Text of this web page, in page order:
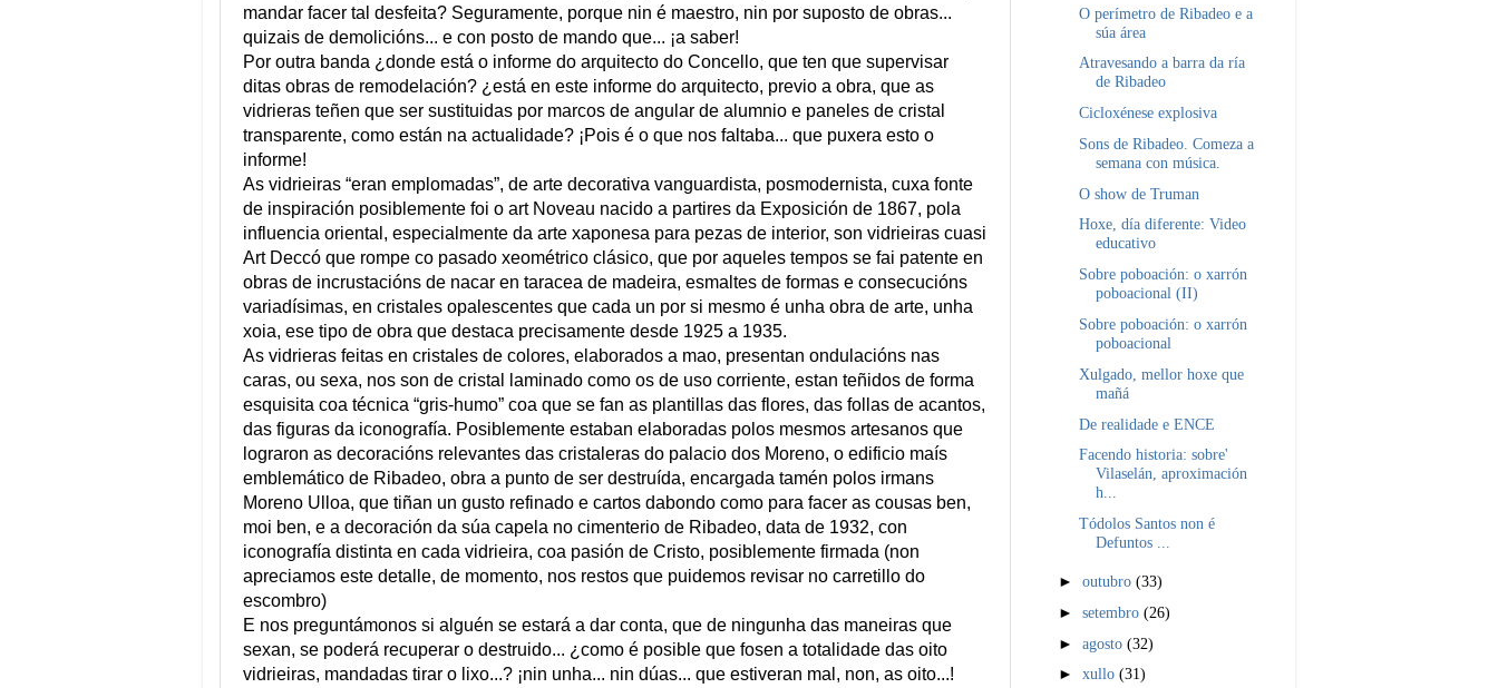
mandar facer tal desfeita? Seguramente, porque nin é maestro, nin por suposto de obras...
quizais de demolicións... e con posto de mando que... ¡a saber!
Por outra banda ¿donde está o informe do arquitecto do Concello, que ten que supervisar
ditas obras de remodelación? ¿está en este informe do arquitecto, previo a obra, que as
vidrieras teñen que ser sustituidas por marcos de angular de alumnio e paneles de cristal
transparente, como están na actualidade? ¡Pois é o que nos faltaba... que puxera esto o
informe!
As vidrieiras “eran emplomadas”, de arte decorativa vanguardista, posmodernista, cuxa fonte
de inspiración posiblemente foi o art Noveau nacido a partires da Exposición de 1867, pola
influencia oriental, especialmente da arte xaponesa para pezas de interior, son vidrieiras cuasi
Art Deccó que rompe co pasado xeométrico clásico, que por aqueles tempos se fai patente en
obras de incrustacións de nacar en taracea de madeira, esmaltes de formas e consecucións
variadísimas, en cristales opalescentes que cada un por si mesmo é unha obra de arte, unha
xoia, ese tipo de obra que destaca precisamente desde 1925 a 1935.
As vidrieras feitas en cristales de colores, elaborados a mao, presentan ondulacións nas
caras, ou sexa, nos son de cristal laminado como os de uso corriente, estan teñidos de forma
esquisita coa técnica “gris-humo” coa que se fan as plantillas das flores, das follas de acantos,
das figuras da iconografía. Posiblemente estaban elaboradas polos mesmos artesanos que
lograron as decoracións relevantes das cristaleras do palacio dos Moreno, o edificio maís
emblemático de Ribadeo, obra a punto de ser destruída, encargada tamén polos irmans
Moreno Ulloa, que tiñan un gusto refinado e cartos dabondo como para facer as cousas ben,
moi ben, e a decoración da súa capela no cimenterio de Ribadeo, data de 1932, con
iconografía distinta en cada vidrieira, coa pasión de Cristo, posiblemente firmada (non
apreciamos este detalle, de momento, nos restos que puidemos revisar no carretillo do
escombro)
E nos preguntámonos si alguén se estará a dar conta, que de ningunha das maneiras que
sexan, se poderá recuperar o destruido... ¿como é posible que fosen a totalidade das oito
vidrieiras, mandadas tirar o lixo...? ¡nin unha... nin dúas... que estiveran mal, non, as oito...!
O perímetro de Ribadeo e a
súa área
Atravesando a barra da ría
de Ribadeo
Cicloxénese explosiva
Sons de Ribadeo. Comeza a
semana con música.
O show de Truman
Hoxe, día diferente: Video
educativo
Sobre poboación: o xarrón
poboacional (II)
Sobre poboación: o xarrón
poboacional
Xulgado, mellor hoxe que
mañá
De realidade e ENCE
Facendo historia: sobre'
Vilaselán, aproximación
h...
Tódolos Santos non é
Defuntos ...
►outubro(33)
►setembro(26)
►agosto(32)
►xullo(31)